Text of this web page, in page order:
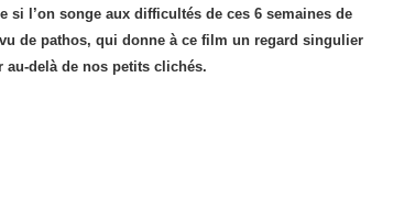
si l’on songe aux difficultés de ces 6 semaines de
de pathos, qui donne à ce film un regard singulier
delà de nos petits clichés.